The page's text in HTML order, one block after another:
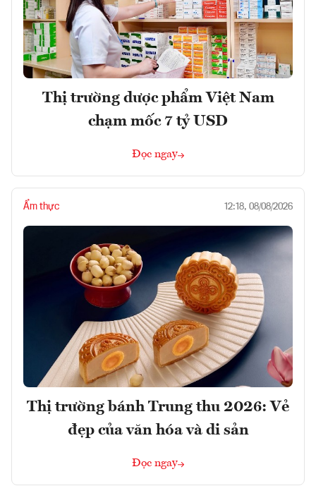
Thị trường dược phẩm Việt Nam
chạm mốc 7 tỷ USD
Đọc ngay
Ẩm thực 12:18, 08/08/2026
Thị trường bánh Trung thu 2026: Vẻ
đẹp của văn hóa và di sản
Đọc ngay